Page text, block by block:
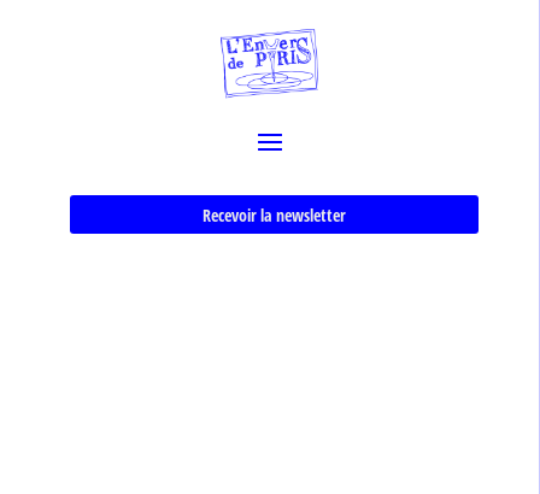
Recevoir la newsletter